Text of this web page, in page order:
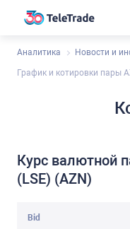
Аналитика Новости и
График и котировки пары
Курс валютной
(LSE) (AZN)
Bid